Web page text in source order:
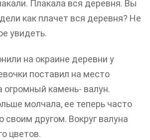
Плакала вся деревня. Вы
как плачет вся деревня? Не
увидеть.
на окраине деревни у
поставил на место
огромный камень- валун.
молчала, ее теперь часто
своим другом. Вокруг валуна
цветов.